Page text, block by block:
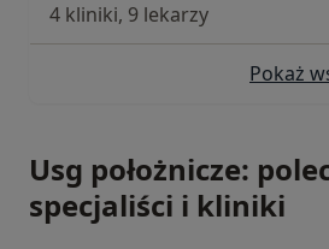
4 kliniki, 9 lekarzy
Pokaż
Usg położnicze:
specjaliści i kliniki